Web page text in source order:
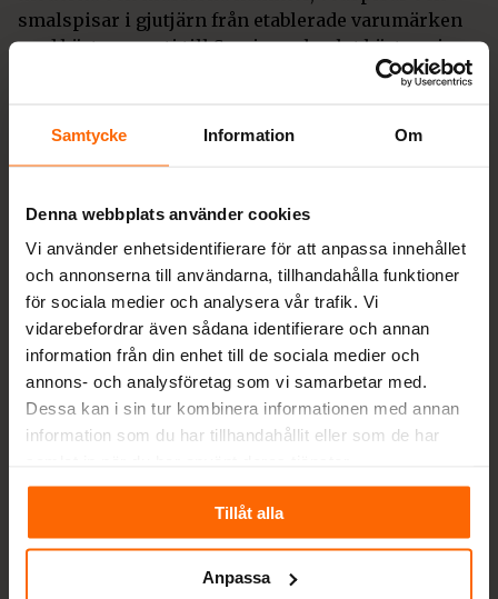
Samtycke Information Om
Denna webbplats använder cookies
Vi använder enhetsidentifierare för att anpassa innehållet
och annonserna till användarna, tillhandahålla funktioner
för sociala medier och analysera vår trafik. Vi
vidarebefordrar även sådana identifierare och annan
information från din enhet till de sociala medier och
annons- och analysföretag som vi samarbetar med.
Dessa kan i sin tur kombinera informationen med annan
information som du har tillhandahållit eller som de har
Tillåt alla
Anpassa
smalspisar i gjutjärn från etablerade varumärken
med bästa garanti till Sveriges absolut bästa priser.
Även tillbehör och skorstenar. Högsta kvalitet och
Vi levererar enbart kvalitetsprodukter och har tack
vare er kunder lyckats bli Sveriges största
i rad.
Vi erbjuder dig som kund räntefri delbetalning,
säker leverans ochfri fraktpå nya spisar och
kaminer med leverans inom Sveriges gränser.
Kontakta oss
info@spisochkamin.se
0430-690580
Värestorpsvägen 16, 312 95 Laholm
Org nr: 556963-7530
VIKTIGT! RING INNAN BESÖK I BUTIK!